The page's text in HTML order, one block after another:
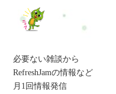
必要ない雑談から
RefreshJamの情報など
月1回情報発信